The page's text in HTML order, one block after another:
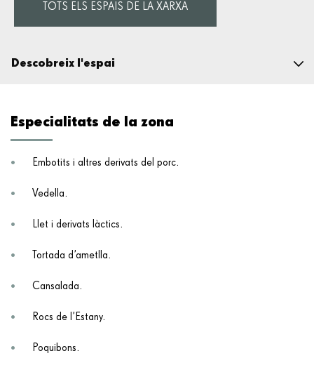
TOTS ELS ESPAIS DE LA XARXA
Informació pràctica
Descobreix l'espai
Geologia
Alimentació i territori
La tasca de la Fundació
Especialitats de la zona
Embotits i altres derivats del porc.
Vedella.
Llet i derivats làctics.
Tortada d’ametlla.
Cansalada.
Rocs de l’Estany.
Poquibons.